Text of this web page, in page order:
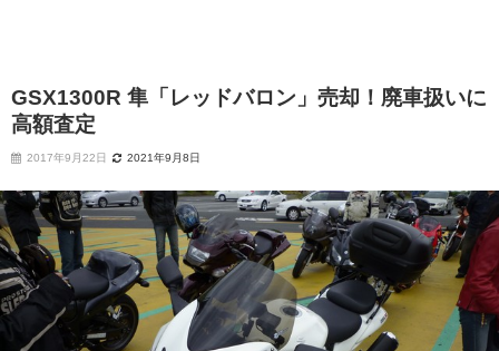
GSX1300R 隼「レッドバロン」売却！廃車扱いに
高額査定
2017年9月22日 2021年9月8日